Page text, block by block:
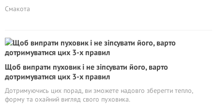
Смакота
Щоб випрати пуховик і не зіпсувати його, варто
дотримуватися цих 3-х правил
Дотримуючись цих порад, ви зможете надовго зберегти тепло,
форму та охайний вигляд свого пуховика.